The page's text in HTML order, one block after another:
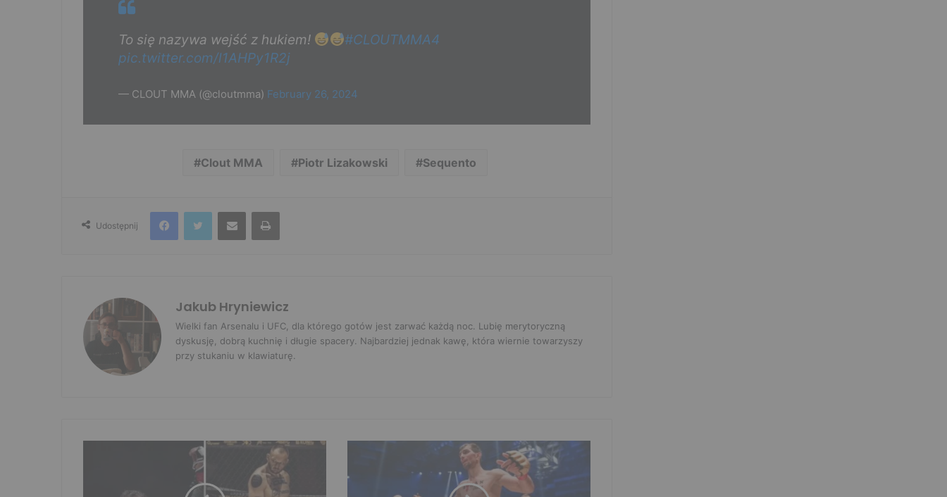
To się nazywa wejść z hukiem!
#CLOUTMMA4
pic.twitter.com/l1AHPy1R2j
— CLOUT MMA (@cloutmma) February 26, 2024
Clout MMA Piotr Lizakowski Sequento
Udostępnij
FacebookTwitter Udostępnij przez e-mail Drukuj
Jakub Hryniewicz
Wielki fan Arsenalu i UFC, dla którego gotów jest zarwać każdą noc. Lubię merytoryczną
dyskusję, dobrą kuchnię i długie spacery. Najbardziej jednak kawę, która wiernie towarzyszy
przy stukaniu w klawiaturę.